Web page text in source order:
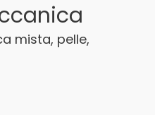
mista, pelle,